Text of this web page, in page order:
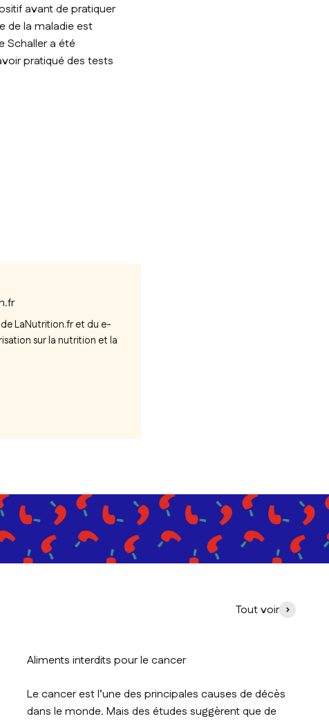
avant de pratiquer
de la maladie est
Schaller a été
pratiqué des tests
LaNutrition.fr et du e-
sur la nutrition et la
Tout voir
Aliments interdits pour le cancer
Le cancer est l’une des principales causes de décès
dans le monde. Mais des études suggèrent que de